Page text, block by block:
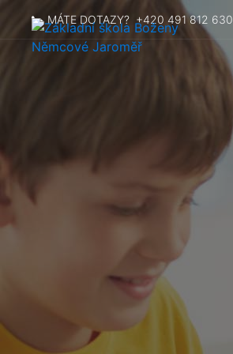
MÁTE DOTAZY? +420 491 812 630